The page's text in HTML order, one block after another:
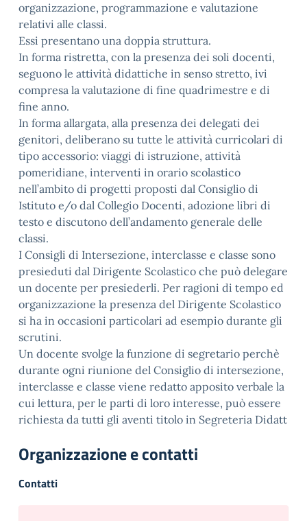
organizzazione, programmazione e valutazione
relativi alle classi.
Essi presentano una doppia struttura.
In forma ristretta, con la presenza dei soli docenti,
seguono le attività didattiche in senso stretto, ivi
compresa la valutazione di fine quadrimestre e di
fine anno.
In forma allargata, alla presenza dei delegati dei
genitori, deliberano su tutte le attività curricolari di
tipo accessorio: viaggi di istruzione, attività
pomeridiane, interventi in orario scolastico
nell’ambito di progetti proposti dal Consiglio di
Istituto e/o dal Collegio Docenti, adozione libri di
testo e discutono dell’andamento generale delle
classi.
I Consigli di Intersezione, interclasse e classe sono
presieduti dal Dirigente Scolastico che può delegare
un docente per presiederli. Per ragioni di tempo ed
organizzazione la presenza del Dirigente Scolastico
si ha in occasioni particolari ad esempio durante gli
scrutini.
Un docente svolge la funzione di segretario perchè
durante ogni riunione del Consiglio di intersezione,
interclasse e classe viene redatto apposito verbale la
cui lettura, per le parti di loro interesse, può essere
richiesta da tutti gli aventi titolo in Segreteria Didatt
Organizzazione e contatti
Contatti